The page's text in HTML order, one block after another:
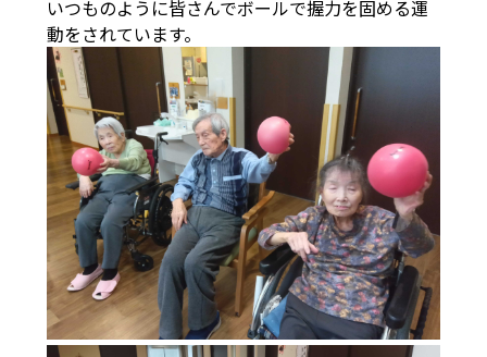
いつものように皆さんでボールで握力を固める運
動をされています。